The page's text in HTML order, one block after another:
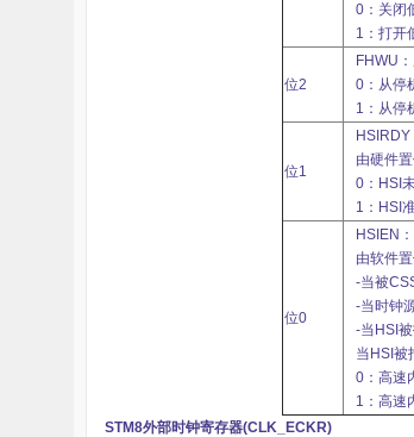
0：关闭
1：打开
位2
FHWU
0：从停
1：从停
位1
由硬件
0：HSI
1：HSI
位0
HSIEN
由软件
-当被
-当时钟
-当HSI
当HSI被
0：高速
1：高速
STM8外部时钟寄存器(CLK_ECKR)